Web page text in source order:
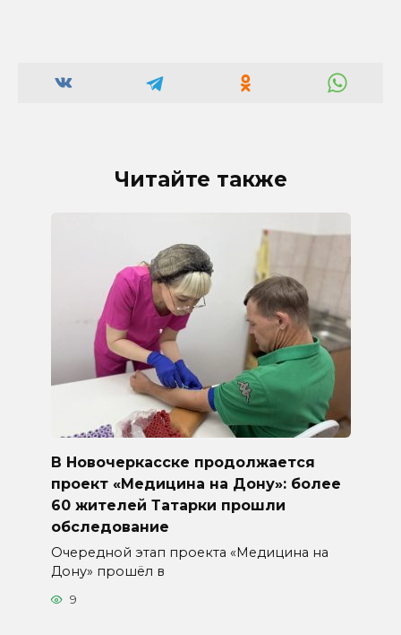
Читайте также
В Новочеркасске продолжается
проект «Медицина на Дону»: более
60 жителей Татарки прошли
обследование
Очередной этап проекта «Медицина на
Дону» прошёл в
9